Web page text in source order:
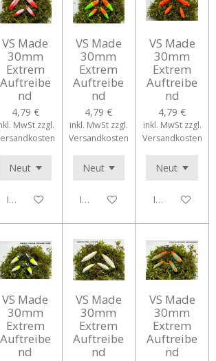
VS Made
30mm
Extrem
Auftreibe
nd
4,79 €
MwSt zzgl.
In den Warenkorb
VS Made
30mm
Extrem
Auftreibe
nd
4,79 €
inkl. MwSt zzgl.
Versandkosten
In den Warenkorb
VS Made
30mm
Extrem
Auftreibe
nd
4,79 €
inkl. MwSt zzgl.
Versandkosten
In den
VS Made
30mm
Extrem
Auftreibe
nd
VS Made
30mm
Extrem
Auftreibe
nd
VS Made
30mm
Extrem
Auftreibe
nd